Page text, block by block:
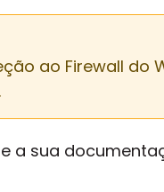
ao Firewall do
a sua